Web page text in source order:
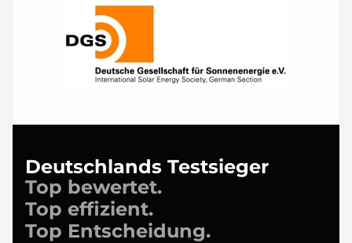
Deutschlands Testsieger
Top bewertet.
Top effizient.
Top Entscheidung.